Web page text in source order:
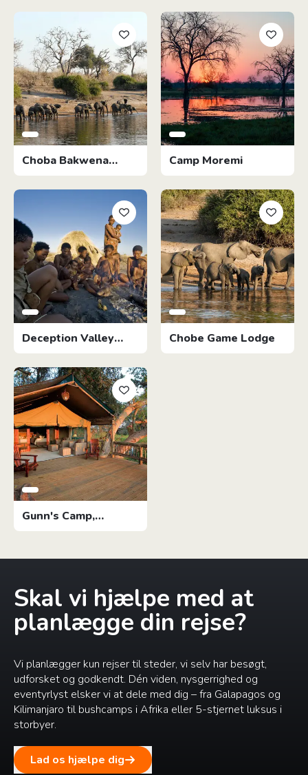
Choba Bakwena
Lodge
Camp Moremi
Deception Valley
Lodge
Chobe Game Lodge
Gunn's Camp,
Botswana
Skal vi hjælpe med at
planlægge din rejse?
Vi planlægger kun rejser til steder, vi selv har besøgt,
udforsket og godkendt. Dén viden, nysgerrighed og
eventyrlyst elsker vi at dele med dig – fra Galapagos og
Kilimanjaro til bushcamps i Afrika eller 5-stjernet luksus i
storbyer.
Lad os hjælpe dig